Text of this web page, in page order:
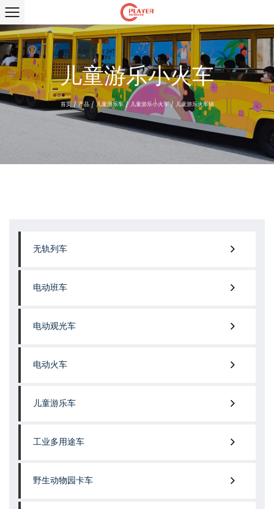
儿童游乐小火车
首页/产品/儿童游乐车/儿童游乐小火车/ 儿童游乐火车镇
无轨列车
电动班车
电动观光车
电动火车
儿童游乐车
工业多用途车
野生动物园卡车